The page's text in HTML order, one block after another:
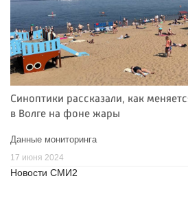
Синоптики рассказали, как
в Волге на фоне жары
Данные мониторинга
17 июня 2024
Новости СМИ2